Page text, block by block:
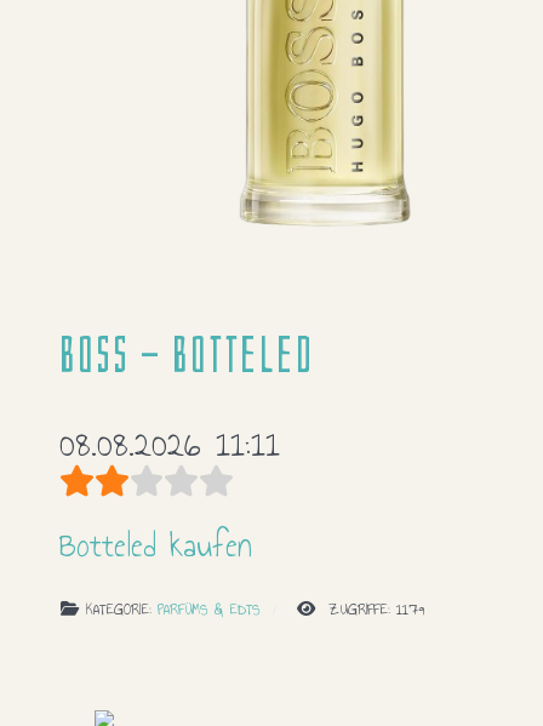
Boss - Botteled
08.08.2026 11:11
Bewertung: 2/
Botteled kaufen
KATEGORIE: PARFÜMS & EDTS ZUGRIFFE: 1179